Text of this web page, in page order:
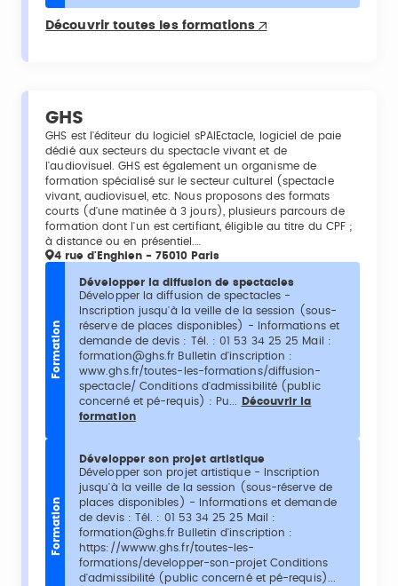
Découvrir toutes les formations
GHS
GHS est l'éditeur du logiciel sPAIEctacle, logiciel de paie
dédié aux secteurs du spectacle vivant et de
l'audiovisuel. GHS est également un organisme de
formation spécialisé sur le secteur culturel (spectacle
vivant, audiovisuel, etc. Nous proposons des formats
courts (d'une matinée à 3 jours), plusieurs parcours de
formation dont l'un est certifiant, éligible au titre du CPF ;
à distance ou en présentiel.…
4 rue d'Enghien - 75010 Paris
Formation
Développer la diffusion de spectacles
Développer la diffusion de spectacles -
Inscription jusqu'à la veille de la session (sous-
réserve de places disponibles) - Informations et
demande de devis : Tél. : 01 53 34 25 25 Mail :
formation@ghs.fr Bulletin d'inscription :
www.ghs.fr/toutes-les-formations/diffusion-
spectacle/ Conditions d'admissibilité (public
concerné et pé-requis) : Pu...
Découvrir la
formation
Formation
Développer son projet artistique
Développer son projet artistique - Inscription
jusqu'à la veille de la session (sous-réserve de
places disponibles) - Informations et demande
de devis : Tél. : 01 53 34 25 25 Mail :
formation@ghs.fr Bulletin d'inscription :
https://wwww.ghs.fr/toutes-les-
formations/developper-son-projet Conditions
d'admissibilité (public concerné et pé-requis)...